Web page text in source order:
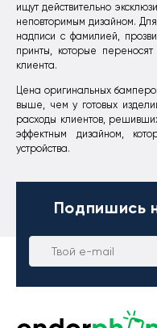
ищут действительно
неповторимым дизайном.
надписи с фамилией,
принты, которые
клиента.
Цена оригинальных
выше, чем у готовых
расходы клиентов,
эффектным дизайном,
устройства.
Подпишись